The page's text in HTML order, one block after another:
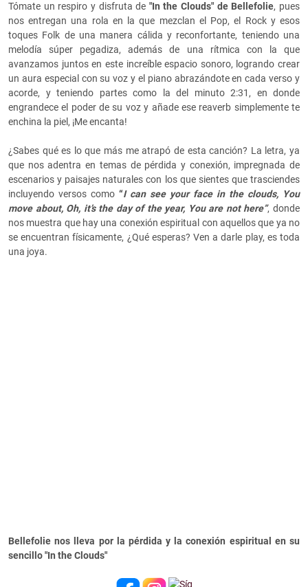
Tómate un respiro y disfruta de "In the Clouds" de Bellefolie, pues
nos entregan una rola en la que mezclan el Pop, el Rock y esos
toques Folk de una manera cálida y reconfortante, teniendo una
melodía súper pegadiza, además de una rítmica con la que
avanzamos juntos en este increíble espacio sonoro, logrando crear
un aura especial con su voz y el piano abrazándote en cada verso y
acorde, y teniendo partes como la del minuto 2:31, en donde
engrandece el poder de su voz y añade ese reaverb simplemente te
enchina la piel, ¡Me encanta!
¿Sabes qué es lo que más me atrapó de esta canción? La letra, ya
que nos adentra en temas de pérdida y conexión, impregnada de
escenarios y paisajes naturales con los que sientes que trasciendes
incluyendo versos como “I can see your face in the clouds, You
move about, Oh, it’s the day of the year, You are not here”, donde
nos muestra que hay una conexión espiritual con aquellos que ya no
se encuentran físicamente, ¿Qué esperas? Ven a darle play, es toda
una joya.
Bellefolie nos lleva por la pérdida y la conexión espiritual en su
sencillo "In the Clouds"